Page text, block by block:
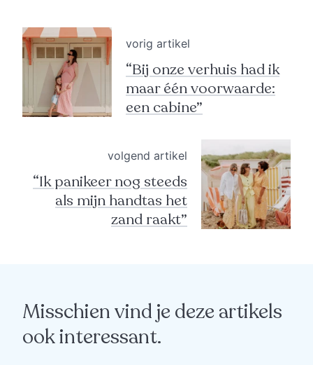
vorig artikel
“Bij onze verhuis had ik
maar één voorwaarde:
een cabine”
volgend artikel
“Ik panikeer nog steeds
als mijn handtas het
zand raakt”
Misschien vind je deze artikels
ook interessant.